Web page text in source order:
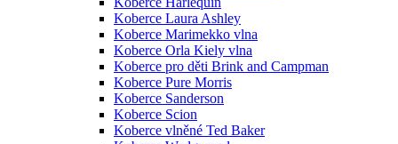
Koberce Laura Ashley
Koberce Marimekko vlna
Koberce Orla Kiely vlna
Koberce pro děti Brink and Campman
Koberce Pure Morris
Koberce Sanderson
Koberce Scion
Koberce vlněné Ted Baker